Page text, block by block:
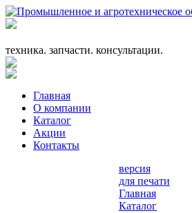
техника. запчасти. консультации.
Главная
О компании
Каталог
Акции
Контакты
версия
для печати
Главная
Каталог